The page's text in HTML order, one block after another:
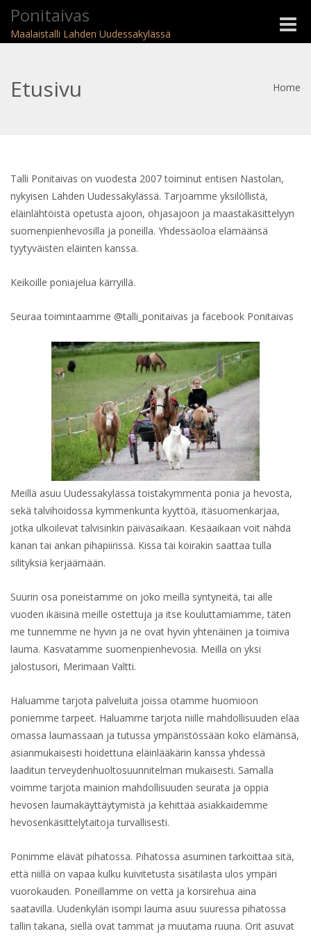
Ponitaivas
Maalaistalli Lahden Uudessakylässä
Toggle
Etusivu Home
Talli Ponitaivas on vuodesta 2007 toiminut entisen Nastolan,
nykyisen Lahden Uudessakylässä. Tarjoamme yksilöllistä,
eläinlähtöistä opetusta ajoon, ohjasajoon ja maastakäsittelyyn
suomenpienhevosilla ja poneilla. Yhdessäoloa elämäänsä
tyytyväisten eläinten kanssa.
Keikoille poniajelua kärryillä.
Seuraa toimintaamme @talli_ponitaivas ja facebook Ponitaivas
Meillä asuu Uudessakylässä toistakymmentä ponia ja hevosta,
sekä talvihoidossa kymmenkunta kyyttöä, itäsuomenkarjaa,
jotka ulkoilevat talvisinkin päiväsaikaan. Kesäaikaan voit nähdä
kanan tai ankan pihapiirissä. Kissa tai koirakin saattaa tulla
silityksiä kerjäämään.
Suurin osa poneistamme on joko meillä syntyneitä, tai alle
vuoden ikäisinä meille ostettuja ja itse kouluttamiamme, täten
me tunnemme ne hyvin ja ne ovat hyvin yhtenäinen ja toimiva
lauma. Kasvatamme suomenpienhevosia. Meillä on yksi
jalostusori, Merimaan Valtti.
Haluamme tarjota palveluita joissa otamme huomioon
poniemme tarpeet. Haluamme tarjota niille mahdollisuuden elää
omassa laumassaan ja tutussa ympäristössään koko elämänsä,
asianmukaisesti hoidettuna eläinlääkärin kanssa yhdessä
laaditun terveydenhuoltosuunnitelman mukaisesti. Samalla
voimme tarjota mainion mahdollisuuden seurata ja oppia
hevosen laumakäyttäytymistä ja kehittää asiakkaidemme
hevosenkäsittelytaitoja turvallisesti.
Ponimme elävät pihatossa. Pihatossa asuminen tarkoittaa sitä,
että niillä on vapaa kulku kuivitetusta sisätilasta ulos ympäri
vuorokauden. Poneillamme on vettä ja korsirehua aina
saatavilla. Uudenkylän isompi lauma asuu suuressa pihatossa
tallin takana, siellä ovat tammat ja muutama ruuna. Orit asuvat